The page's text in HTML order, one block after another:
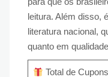
leitura. Além disso,
literatura nacional,
quanto em
Total de Cupons